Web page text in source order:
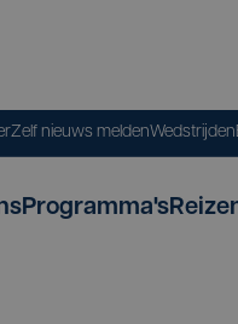
Zelf nieuws meldenWedstrijden
Programma's